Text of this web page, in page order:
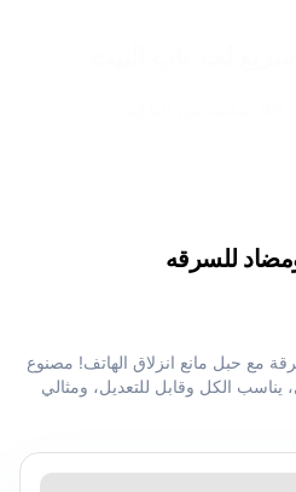
للسرقه
مع حبل مانع انزلاق الهاتف! مصنوع
الكل وقابل للتعديل، ومثالي